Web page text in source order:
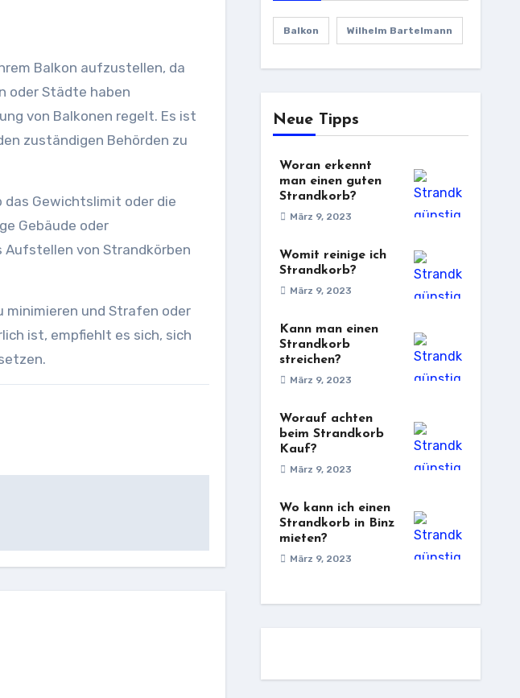
Balkon aufzustellen, da
oder Städte haben
von Balkonen regelt. Es ist
zuständigen Behörden zu
das Gewichtslimit oder die
Gebäude oder
Aufstellen von Strandkörben
minimieren und Strafen oder
ist, empfiehlt es sich, sich
Balkon Wilhelm Bartelmann
Neue Tipps
Woran erkennt
man einen guten
Strandkorb?
März 9, 2023
Womit reinige ich
Strandkorb?
März 9, 2023
Kann man einen
Strandkorb
streichen?
März 9, 2023
Worauf achten
beim Strandkorb
Kauf?
März 9, 2023
Wo kann ich einen
Strandkorb in Binz
mieten?
März 9, 2023